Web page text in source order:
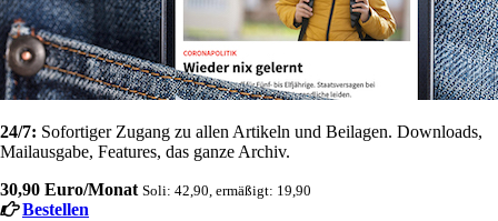
24/7: Sofortiger Zugang zu allen Artikeln und Beilagen. Downloads,
Mailausgabe, Features, das ganze Archiv.
30,90 Euro/Monat Soli: 42,90, ermäßigt: 19,90
Bestellen